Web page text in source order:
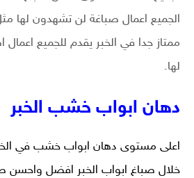
الجميع اعمال صباغة لن تشهدون لها
ممتاز جدا في الخبر يقدم للجميع
لها.
دهان ابواب خشب الخبر
اعلى مستوى دهان ابواب خشب في
خلال صباغ ابواب الخبر افضل واحسن